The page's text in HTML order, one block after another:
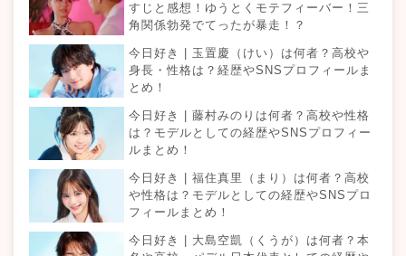
すじと感想！ゆうとくモテフィーバー！三
角関係勃発でてったが暴走！？
今日好き | 玉置慶（けい）は何者？高校や
身長・性格は？経歴やSNSプロフィールま
とめ！
今日好き | 藤村みのりは何者？高校や性格
は？モデルとしての経歴やSNSプロフィー
ルまとめ！
今日好き | 福住真里（まり）は何者？高校
や性格は？モデルとしての経歴やSNSプロ
フィールまとめ！
今日好き | 大島空凱（くうが）は何者？本